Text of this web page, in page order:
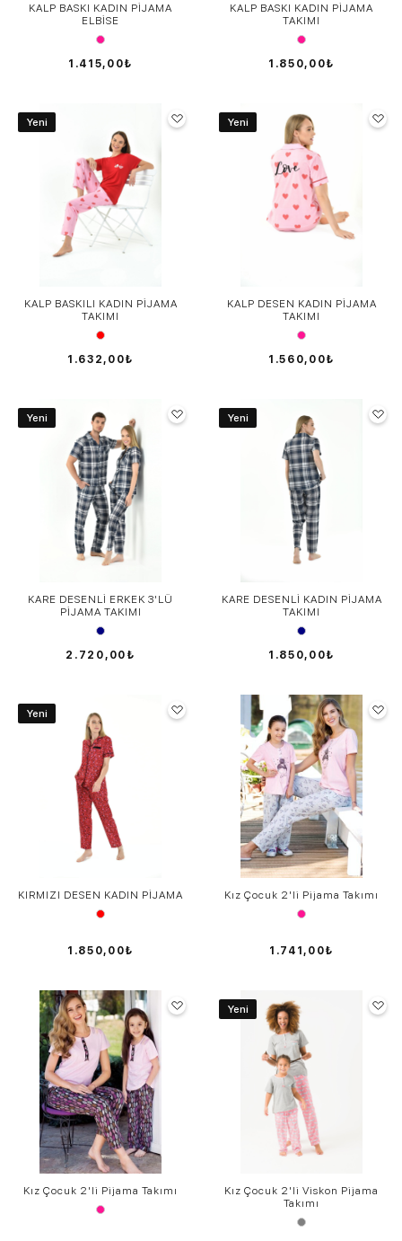
KALP BASKI KADIN PİJAMA
ELBİSE
1.415,00₺
KALP BASKI KADIN PİJAMA
TAKIMI
1.850,00₺
Yeni
KALP BASKILI KADIN PİJAMA
TAKIMI
1.632,00₺
Yeni
KALP DESEN KADIN PİJAMA
TAKIMI
1.560,00₺
Yeni
KARE DESENLİ ERKEK 3'LÜ
PİJAMA TAKIMI
2.720,00₺
Yeni
KARE DESENLİ KADIN PİJAMA
TAKIMI
1.850,00₺
Yeni
KIRMIZI DESEN KADIN PİJAMA
1.850,00₺
Kız Çocuk 2'li Pijama Takımı
1.741,00₺
Kız Çocuk 2'li Pijama Takımı
Yeni
Kız Çocuk 2'li Viskon Pijama
Takımı